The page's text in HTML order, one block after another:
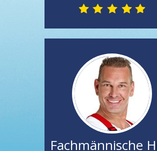
Fachmännische